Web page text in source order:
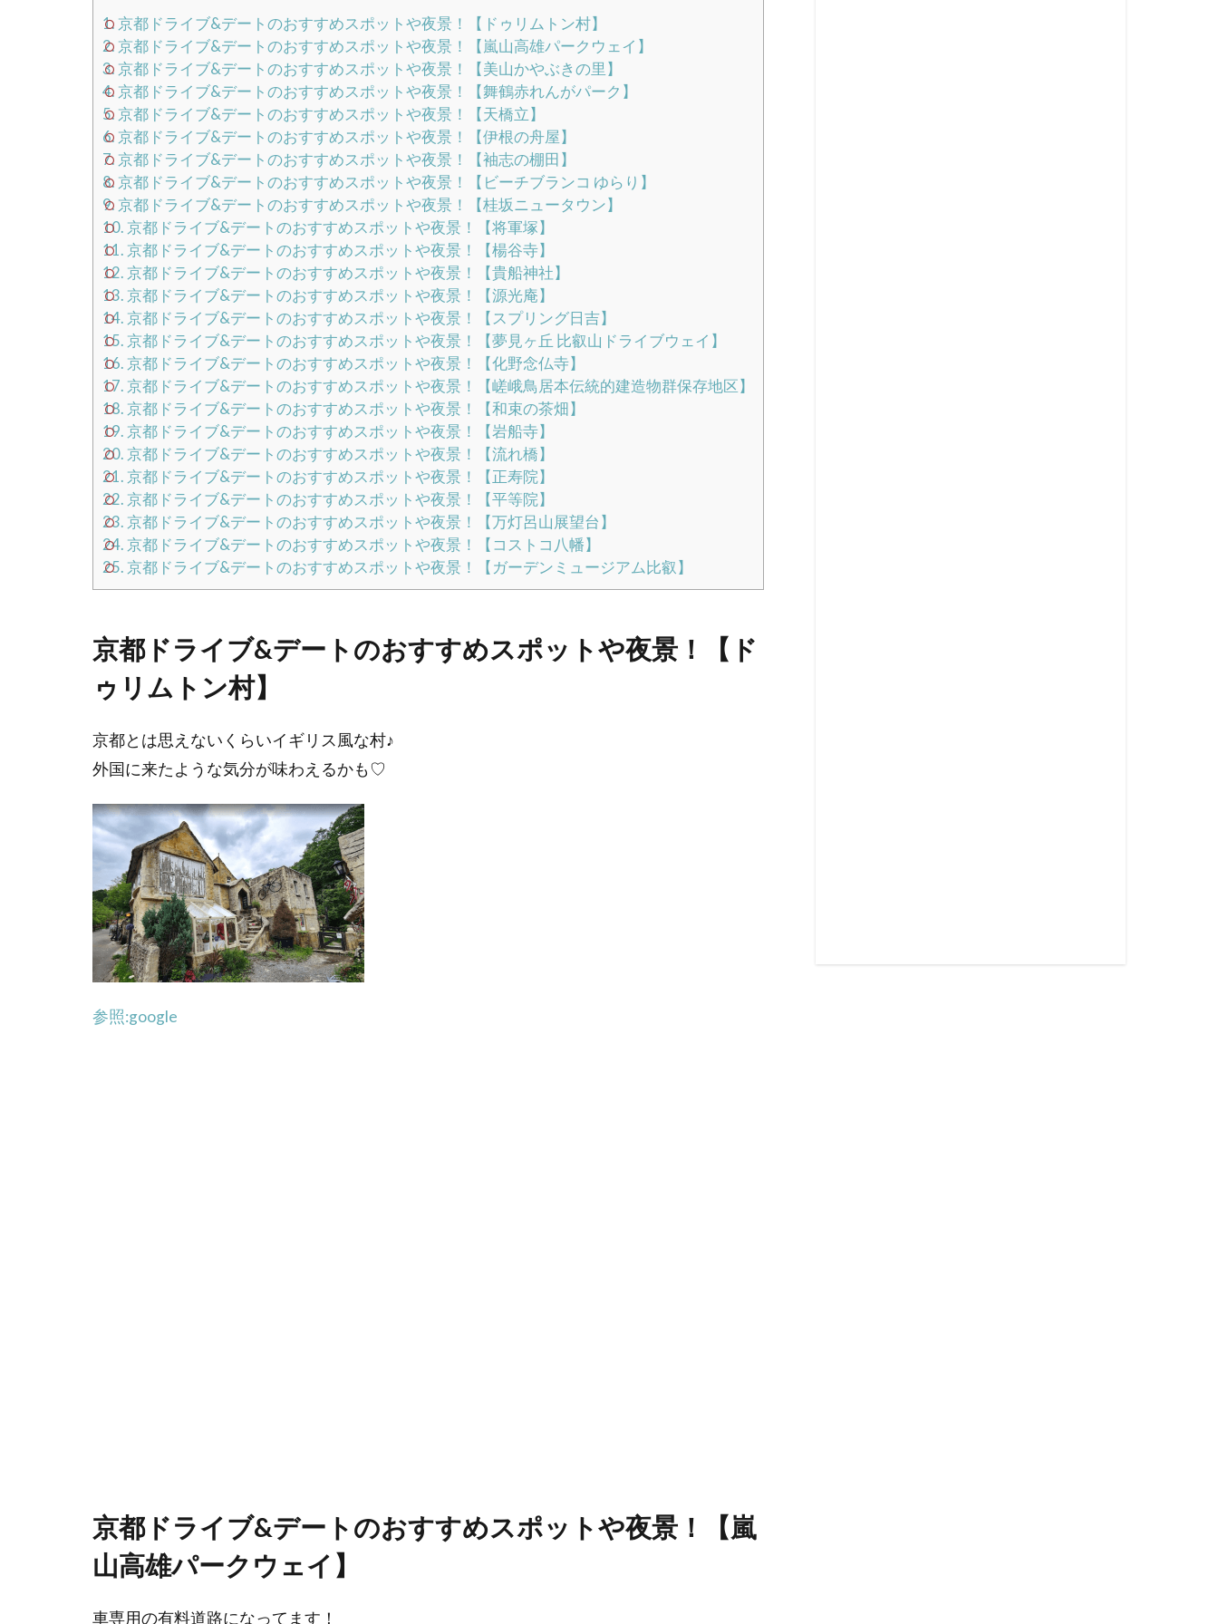
1. 京都ドライブ&デートのおすすめスポットや夜景！【ドゥリムトン村】
2. 京都ドライブ&デートのおすすめスポットや夜景！【嵐山高雄パークウェイ】
3. 京都ドライブ&デートのおすすめスポットや夜景！【美山かやぶきの里】
4. 京都ドライブ&デートのおすすめスポットや夜景！【舞鶴赤れんがパーク】
5. 京都ドライブ&デートのおすすめスポットや夜景！【天橋立】
6. 京都ドライブ&デートのおすすめスポットや夜景！【伊根の舟屋】
7. 京都ドライブ&デートのおすすめスポットや夜景！【袖志の棚田】
8. 京都ドライブ&デートのおすすめスポットや夜景！【ビーチブランコ ゆらり】
9. 京都ドライブ&デートのおすすめスポットや夜景！【桂坂ニュータウン】
10. 京都ドライブ&デートのおすすめスポットや夜景！【将軍塚】
11. 京都ドライブ&デートのおすすめスポットや夜景！【楊谷寺】
12. 京都ドライブ&デートのおすすめスポットや夜景！【貴船神社】
13. 京都ドライブ&デートのおすすめスポットや夜景！【源光庵】
14. 京都ドライブ&デートのおすすめスポットや夜景！【スプリング日吉】
15. 京都ドライブ&デートのおすすめスポットや夜景！【夢見ヶ丘 比叡山ドライブウェイ】
16. 京都ドライブ&デートのおすすめスポットや夜景！【化野念仏寺】
17. 京都ドライブ&デートのおすすめスポットや夜景！【嵯峨鳥居本伝統的建造物群保存地区】
18. 京都ドライブ&デートのおすすめスポットや夜景！【和束の茶畑】
19. 京都ドライブ&デートのおすすめスポットや夜景！【岩船寺】
20. 京都ドライブ&デートのおすすめスポットや夜景！【流れ橋】
21. 京都ドライブ&デートのおすすめスポットや夜景！【正寿院】
22. 京都ドライブ&デートのおすすめスポットや夜景！【平等院】
23. 京都ドライブ&デートのおすすめスポットや夜景！【万灯呂山展望台】
24. 京都ドライブ&デートのおすすめスポットや夜景！【コストコ八幡】
25. 京都ドライブ&デートのおすすめスポットや夜景！【ガーデンミュージアム比叡】
京都ドライブ&デートのおすすめスポットや夜景！【ド
ゥリムトン村】
京都とは思えないくらいイギリス風な村♪
外国に来たような気分が味わえるかも♡
参照:google
京都ドライブ&デートのおすすめスポットや夜景！【嵐
山高雄パークウェイ】
車専用の有料道路になってます！